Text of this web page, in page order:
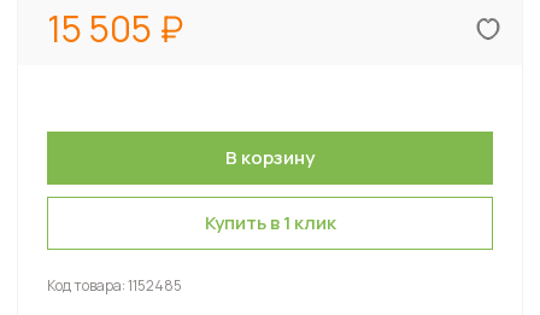
15 505
Купить в 1 клик
Код товара:1152485